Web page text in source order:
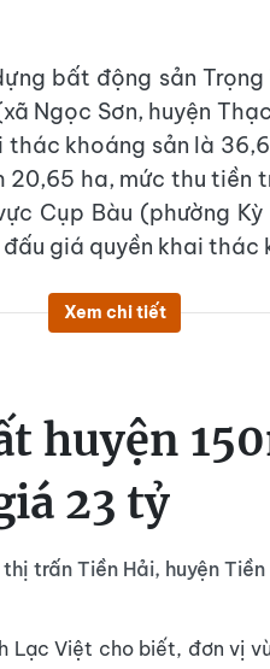
bất động sản
Ngọc Sơn, huyện
khoáng sản là
20,65 ha, mức thu tiền
Cụp Bàu (phường
giá quyền khai thác
Xem chi tiết
huyện
23 tỷ
trấn Tiền Hải, huyện
Lạc Việt cho biết, đơn vị